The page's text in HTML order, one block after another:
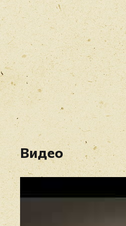
Видео